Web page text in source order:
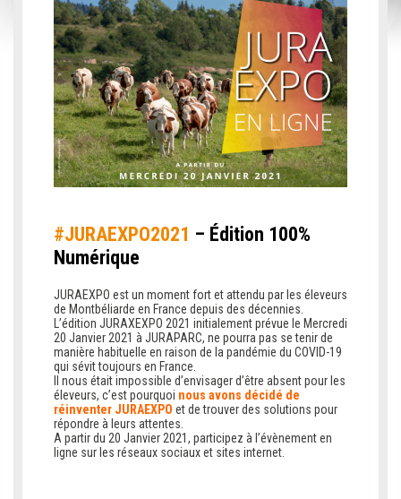
#JURAEXPO2021 – Édition 100%
Numérique
JURAEXPO est un moment fort et attendu par les éleveurs
de Montbéliarde en France depuis des décennies.
L’édition JURAXEXPO 2021 initialement prévue le Mercredi
20 Janvier 2021 à JURAPARC, ne pourra pas se tenir de
manière habituelle en raison de la pandémie du COVID-19
qui sévit toujours en France.
Il nous était impossible d’envisager d’être absent pour les
éleveurs, c’est pourquoi nous avons décidé de
réinventer JURAEXPO et de trouver des solutions pour
répondre à leurs attentes.
A partir du 20 Janvier 2021, participez à l’évènement en
ligne sur les réseaux sociaux et sites internet.